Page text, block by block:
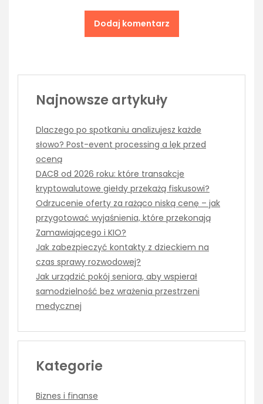
Najnowsze artykuły
Dlaczego po spotkaniu analizujesz każde
słowo? Post-event processing a lęk przed
oceną
DAC8 od 2026 roku: które transakcje
kryptowalutowe giełdy przekażą fiskusowi?
Odrzucenie oferty za rażąco niską cenę – jak
przygotować wyjaśnienia, które przekonają
Zamawiającego i KIO?
Jak zabezpieczyć kontakty z dzieckiem na
czas sprawy rozwodowej?
Jak urządzić pokój seniora, aby wspierał
samodzielność bez wrażenia przestrzeni
medycznej
Kategorie
Biznes i finanse